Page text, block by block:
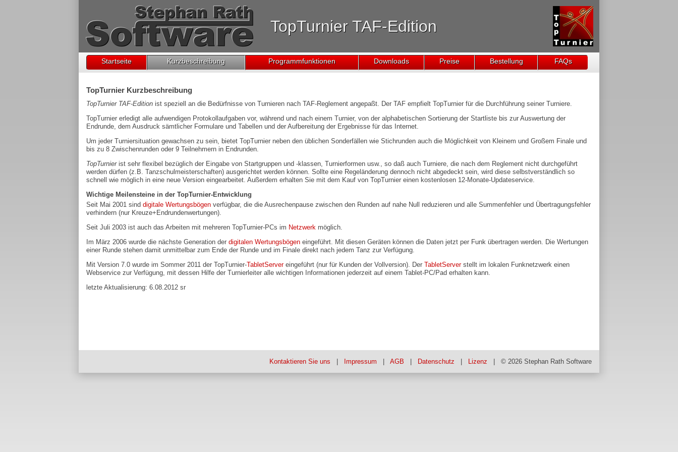
TopTurnier TAF-Edition
Startseite Kurzbeschreibung Programmfunktionen Downloads Preise Bestellung FAQs
TopTurnier Kurzbeschreibung
TopTurnier TAF-Edition ist speziell an die Bedürfnisse von Turnieren nach TAF-Reglement angepaßt. Der TAF empfielt TopTurnier für die Durchführung seiner Turniere.
TopTurnier erledigt alle aufwendigen Protokollaufgaben vor, während und nach einem Turnier, von der alphabetischen Sortierung der Startliste bis zur Auswertung der
Endrunde, dem Ausdruck sämtlicher Formulare und Tabellen und der Aufbereitung der Ergebnisse für das Internet.
Um jeder Turniersituation gewachsen zu sein, bietet TopTurnier neben den üblichen Sonderfällen wie Stichrunden auch die Möglichkeit von Kleinem und Großem Finale und
bis zu 8 Zwischenrunden oder 9 Teilnehmern in Endrunden.
TopTurnierist sehr flexibel bezüglich der Eingabe von Startgruppen und -klassen, Turnierformen usw., so daß auch Turniere, die nach dem Reglement nicht durchgeführt
werden dürfen (z.B. Tanzschulmeisterschaften) ausgerichtet werden können. Sollte eine Regeländerung dennoch nicht abgedeckt sein, wird diese selbstverständlich so
schnell wie möglich in eine neue Version eingearbeitet. Außerdem erhalten Sie mit dem Kauf von TopTurnier einen kostenlosen 12-Monate-Updateservice.
Wichtige Meilensteine in der TopTurnier-Entwicklung
Seit Mai 2001 sind digitale Wertungsbögen verfügbar, die die Ausrechenpause zwischen den Runden auf nahe Null reduzieren und alle Summenfehler und Übertragungsfehler
verhindern (nur Kreuze+Endrundenwertungen).
Seit Juli 2003 ist auch das Arbeiten mit mehreren TopTurnier-PCs im Netzwerk möglich.
Im März 2006 wurde die nächste Generation der digitalen Wertungsbögen eingeführt. Mit diesen Geräten können die Daten jetzt per Funk übertragen werden. Die Wertungen
einer Runde stehen damit unmittelbar zum Ende der Runde und im Finale direkt nach jedem Tanz zur Verfügung.
Mit Version 7.0 wurde im Sommer 2011 der TopTurnier-TabletServereingeführt (nur für Kunden der Vollversion). Der TabletServerstellt im lokalen Funknetzwerk einen
Webservice zur Verfügung, mit dessen Hilfe der Turnierleiter alle wichtigen Informationen jederzeit auf einem Tablet-PC/Pad erhalten kann.
letzte Aktualisierung: 6.08.2012 sr
Kontaktieren Sie uns Impressum AGB Datenschutz Lizenz | © 2026 Stephan Rath Software